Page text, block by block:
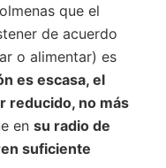
que el
de acuerdo
o alimentar) es
es escasa, el
reducido, no más
en su radio de
suficiente